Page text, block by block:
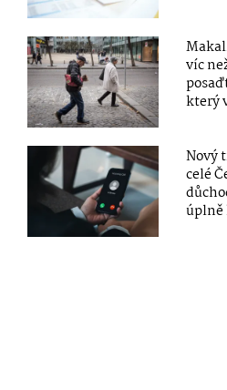
víc
který
Nový
celé
úplně